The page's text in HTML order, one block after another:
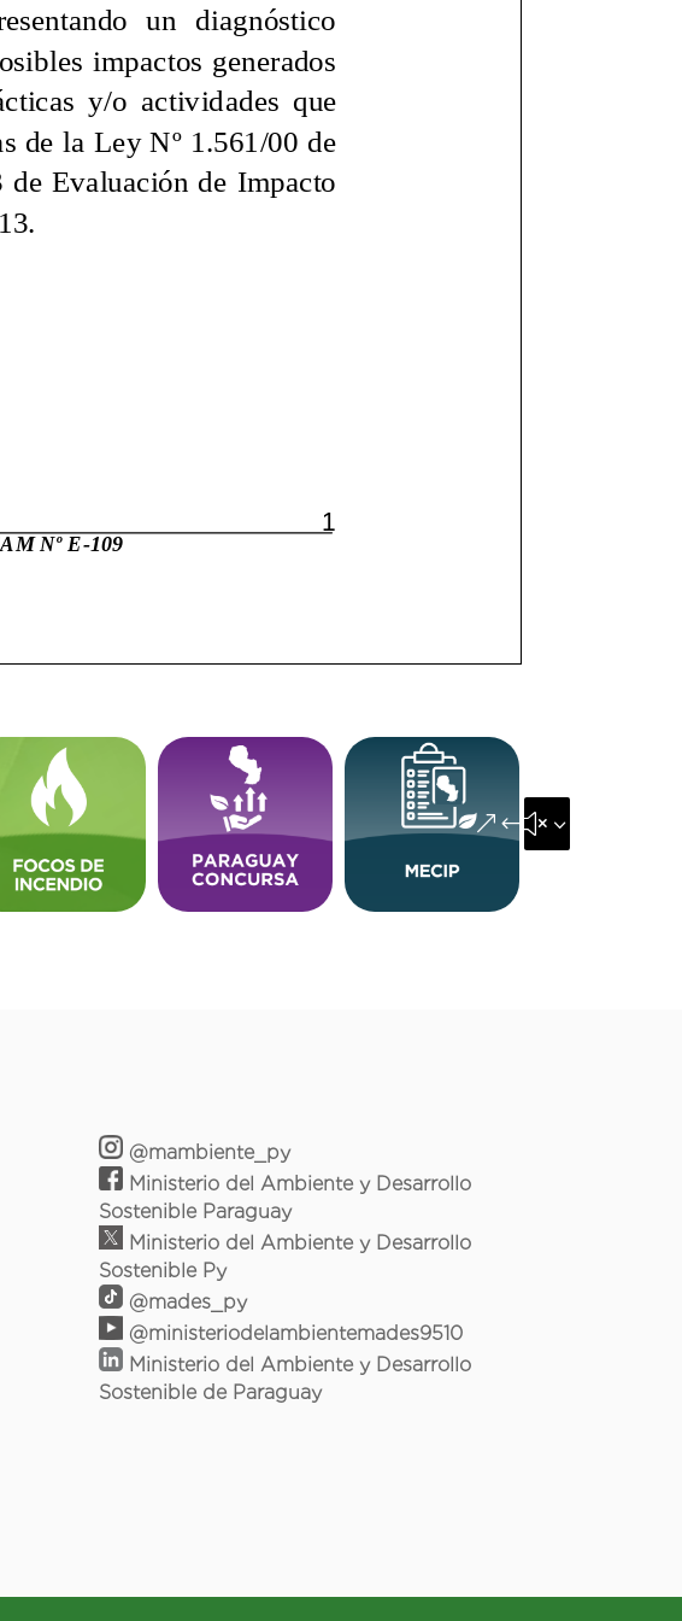
&#x35;
@mambiente_py
Ministerio del Ambiente y Desarrollo
Sostenible Paraguay
Ministerio del Ambiente y Desarrollo
Sostenible Py
@mades_py
@ministeriodelambientemades9510
Ministerio del Ambiente y Desarrollo
Sostenible de Paraguay